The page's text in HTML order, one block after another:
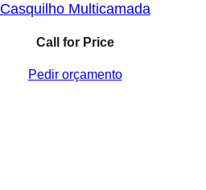
Casquilho Multicamada
Call for Price
Pedir orçamento